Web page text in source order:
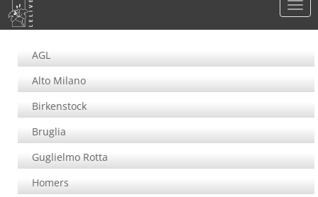
AGL
Alto Milano
Birkenstock
Bruglia
Guglielmo Rotta
Homers